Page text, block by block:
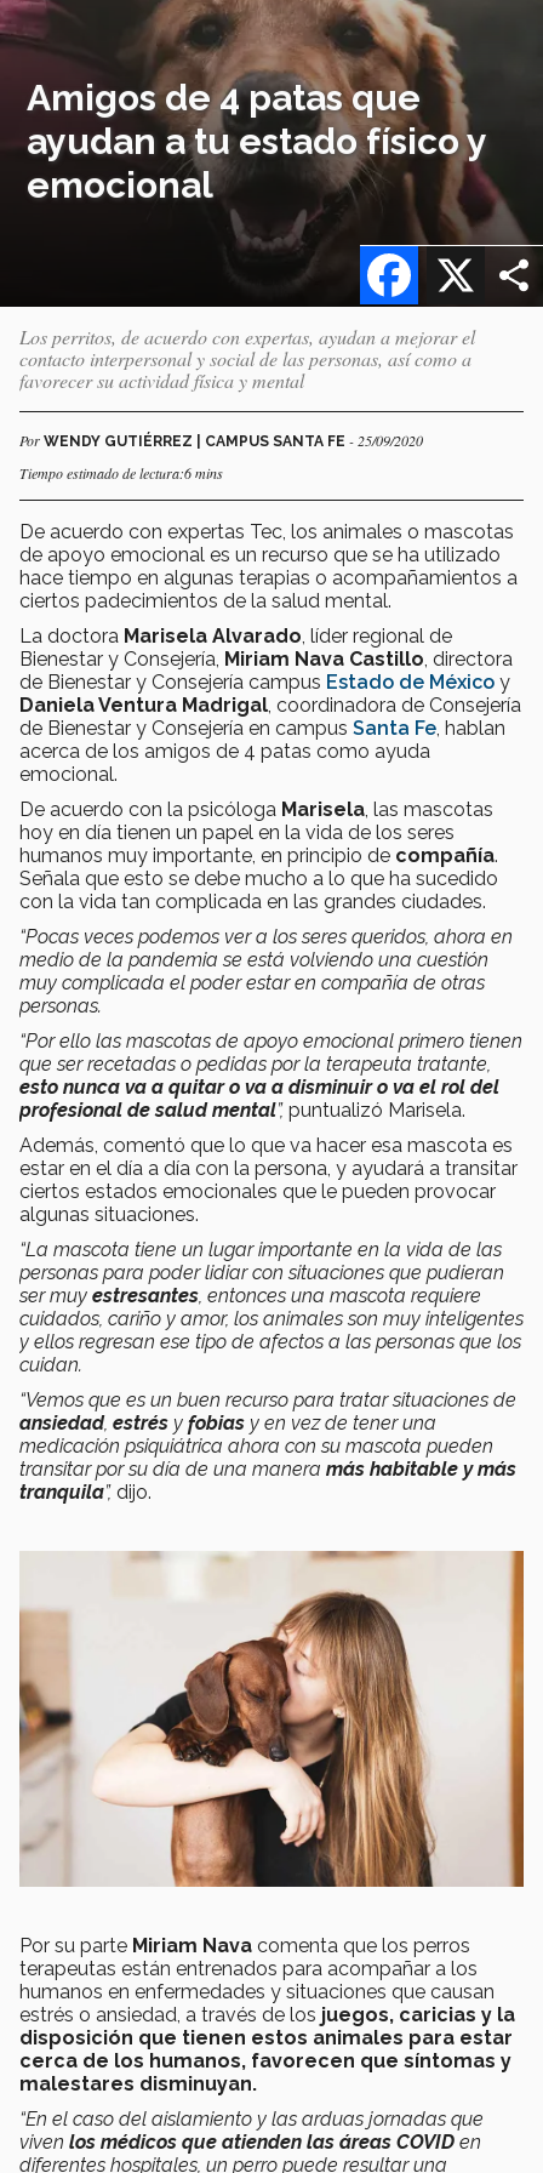
Amigos de 4 patas que
ayudan a tu estado físico y
emocional
X
Facebook
Los perritos, de acuerdo con expertas, ayudan a mejorar el
contacto interpersonal y social de las personas, así como a
favorecer su actividad física y mental
Por WENDY GUTIÉRREZ | CAMPUS SANTA FE - 25/09/2020
Tiempo estimado de lectura:6 mins
De acuerdo con expertas Tec, los animales o mascotas
de apoyo emocional es un recurso que se ha utilizado
hace tiempo en algunas terapias o acompañamientos a
ciertos padecimientos de la salud mental.
La doctora Marisela Alvarado , líder regional de
Bienestar y Consejería, Miriam Nava Castillo , directora
de Bienestar y Consejería campus Estado de México y
Daniela Ventura Madrigal , coordinadora de Consejería
de Bienestar y Consejería en campus Santa Fe , hablan
acerca de los amigos de 4 patas como ayuda
emocional.
De acuerdo con la psicóloga Marisela , las mascotas
hoy en día tienen un papel en la vida de los seres
humanos muy importante, en principio de compañía.
Señala que esto se debe mucho a lo que ha sucedido
con la vida tan complicada en las grandes ciudades.
“Pocas veces podemos ver a los seres queridos, ahora en
medio de la pandemia se está volviendo una cuestión
muy complicada el poder estar en compañía de otras
personas.
“Por ello las mascotas de apoyo emocional primero tienen
que ser recetadas o pedidas por la terapeuta tratante,
esto nunca va a quitar o va a disminuir o va el rol del
profesional de salud mental”, puntualizó Marisela.
Además, comentó que lo que va hacer esa mascota es
estar en el día a día con la persona, y ayudará a transitar
ciertos estados emocionales que le pueden provocar
algunas situaciones.
“La mascota tiene un lugar importante en la vida de las
personas para poder lidiar con situaciones que pudieran
ser muy estresantes , entonces una mascota requiere
cuidados, cariño y amor, los animales son muy inteligentes
y ellos regresan ese tipo de afectos a las personas que los
cuidan.
“Vemos que es un buen recurso para tratar situaciones de
ansiedad, estrés y fobias y en vez de tener una
medicación psiquiátrica ahora con su mascota pueden
transitar por su día de una manera más habitable y más
tranquila”, dijo.
Por su parte Miriam Nava comenta que los perros
terapeutas están entrenados para acompañar a los
humanos en enfermedades y situaciones que causan
estrés o ansiedad, a través de los juegos, caricias y la
disposición que tienen estos animales para estar
cerca de los humanos, favorecen que síntomas y
malestares disminuyan.
“En el caso del aislamiento y las arduas jornadas que
viven los médicos que atienden las áreas COVID en
diferentes hospitales, un perro puede resultar una